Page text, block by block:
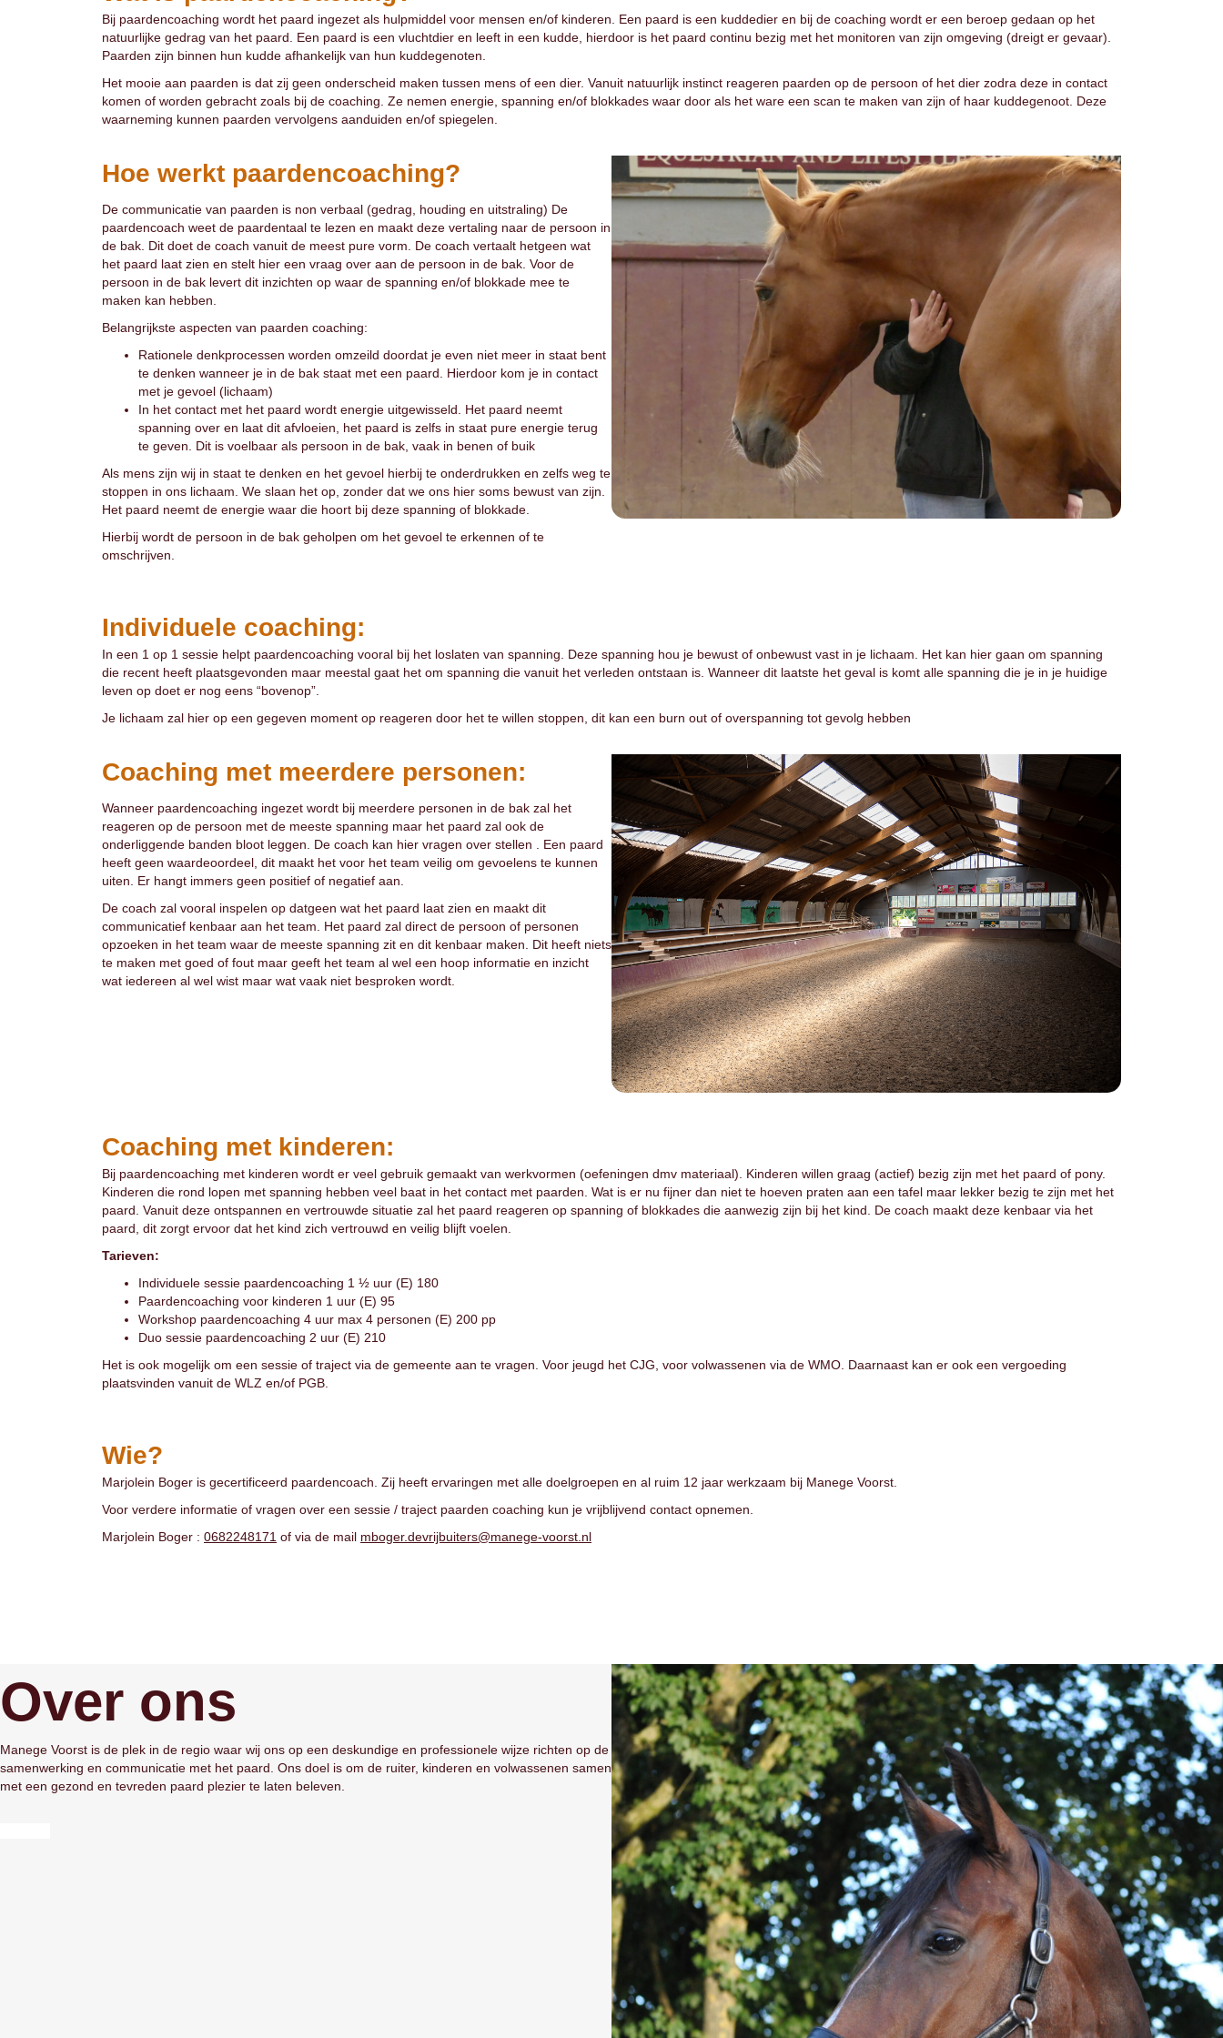
Bij paardencoaching wordt het paard ingezet als hulpmiddel voor mensen en/of kinderen. Een paard is een kuddedier en bij de coaching wordt er een beroep gedaan op het
natuurlijke gedrag van het paard. Een paard is een vluchtdier en leeft in een kudde, hierdoor is het paard continu bezig met het monitoren van zijn omgeving (dreigt er gevaar).
Paarden zijn binnen hun kudde afhankelijk van hun kuddegenoten.
Het mooie aan paarden is dat zij geen onderscheid maken tussen mens of een dier. Vanuit natuurlijk instinct reageren paarden op de persoon of het dier zodra deze in contact
komen of worden gebracht zoals bij de coaching. Ze nemen energie, spanning en/of blokkades waar door als het ware een scan te maken van zijn of haar kuddegenoot. Deze
waarneming kunnen paarden vervolgens aanduiden en/of spiegelen.
Hoe werkt paardencoaching?
De communicatie van paarden is non verbaal (gedrag, houding en uitstraling) De
paardencoach weet de paardentaal te lezen en maakt deze vertaling naar de persoon in
de bak. Dit doet de coach vanuit de meest pure vorm. De coach vertaalt hetgeen wat
het paard laat zien en stelt hier een vraag over aan de persoon in de bak. Voor de
persoon in de bak levert dit inzichten op waar de spanning en/of blokkade mee te
maken kan hebben.
Belangrijkste aspecten van paarden coaching:
Rationele denkprocessen worden omzeild doordat je even niet meer in staat bent
te denken wanneer je in de bak staat met een paard. Hierdoor kom je in contact
met je gevoel (lichaam)
In het contact met het paard wordt energie uitgewisseld. Het paard neemt
spanning over en laat dit afvloeien, het paard is zelfs in staat pure energie terug
te geven. Dit is voelbaar als persoon in de bak, vaak in benen of buik
Als mens zijn wij in staat te denken en het gevoel hierbij te onderdrukken en zelfs weg te
stoppen in ons lichaam. We slaan het op, zonder dat we ons hier soms bewust van zijn.
Het paard neemt de energie waar die hoort bij deze spanning of blokkade.
Hierbij wordt de persoon in de bak geholpen om het gevoel te erkennen of te
omschrijven.
Individuele coaching:
In een 1 op 1 sessie helpt paardencoaching vooral bij het loslaten van spanning. Deze spanning hou je bewust of onbewust vast in je lichaam. Het kan hier gaan om spanning
die recent heeft plaatsgevonden maar meestal gaat het om spanning die vanuit het verleden ontstaan is. Wanneer dit laatste het geval is komt alle spanning die je in je huidige
leven op doet er nog eens “bovenop”.
Je lichaam zal hier op een gegeven moment op reageren door het te willen stoppen, dit kan een burn out of overspanning tot gevolg hebben
Coaching met meerdere personen:
Wanneer paardencoaching ingezet wordt bij meerdere personen in de bak zal het
reageren op de persoon met de meeste spanning maar het paard zal ook de
onderliggende banden bloot leggen. De coach kan hier vragen over stellen . Een paard
heeft geen waardeoordeel, dit maakt het voor het team veilig om gevoelens te kunnen
uiten. Er hangt immers geen positief of negatief aan.
De coach zal vooral inspelen op datgeen wat het paard laat zien en maakt dit
communicatief kenbaar aan het team. Het paard zal direct de persoon of personen
opzoeken in het team waar de meeste spanning zit en dit kenbaar maken. Dit heeft niets
te maken met goed of fout maar geeft het team al wel een hoop informatie en inzicht
wat iedereen al wel wist maar wat vaak niet besproken wordt.
Coaching met kinderen:
Bij paardencoaching met kinderen wordt er veel gebruik gemaakt van werkvormen (oefeningen dmv materiaal). Kinderen willen graag (actief) bezig zijn met het paard of pony.
Kinderen die rond lopen met spanning hebben veel baat in het contact met paarden. Wat is er nu fijner dan niet te hoeven praten aan een tafel maar lekker bezig te zijn met het
paard. Vanuit deze ontspannen en vertrouwde situatie zal het paard reageren op spanning of blokkades die aanwezig zijn bij het kind. De coach maakt deze kenbaar via het
paard, dit zorgt ervoor dat het kind zich vertrouwd en veilig blijft voelen.
Tarieven:
Individuele sessie paardencoaching 1 ½ uur (E) 180
Paardencoaching voor kinderen 1 uur (E) 95
Workshop paardencoaching 4 uur max 4 personen (E) 200 pp
Duo sessie paardencoaching 2 uur (E) 210
Het is ook mogelijk om een sessie of traject via de gemeente aan te vragen. Voor jeugd het CJG, voor volwassenen via de WMO. Daarnaast kan er ook een vergoeding
plaatsvinden vanuit de WLZ en/of PGB.
Wie?
Marjolein Boger is gecertificeerd paardencoach. Zij heeft ervaringen met alle doelgroepen en al ruim 12 jaar werkzaam bij Manege Voorst.
Voor verdere informatie of vragen over een sessie / traject paarden coaching kun je vrijblijvend contact opnemen.
Marjolein Boger : 0682248171 of via de mail mboger.devrijbuiters@manege-voorst.nl
Over ons
Manege Voorst is de plek in de regio waar wij ons op een deskundige en professionele wijze richten op de
samenwerking en communicatie met het paard. Ons doel is om de ruiter, kinderen en volwassenen samen
met een gezond en tevreden paard plezier te laten beleven.